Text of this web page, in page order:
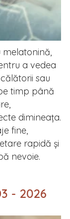
a vedea
sau
timp până
dimineața.
fine,
rapidă și
nevoie.
- 2026